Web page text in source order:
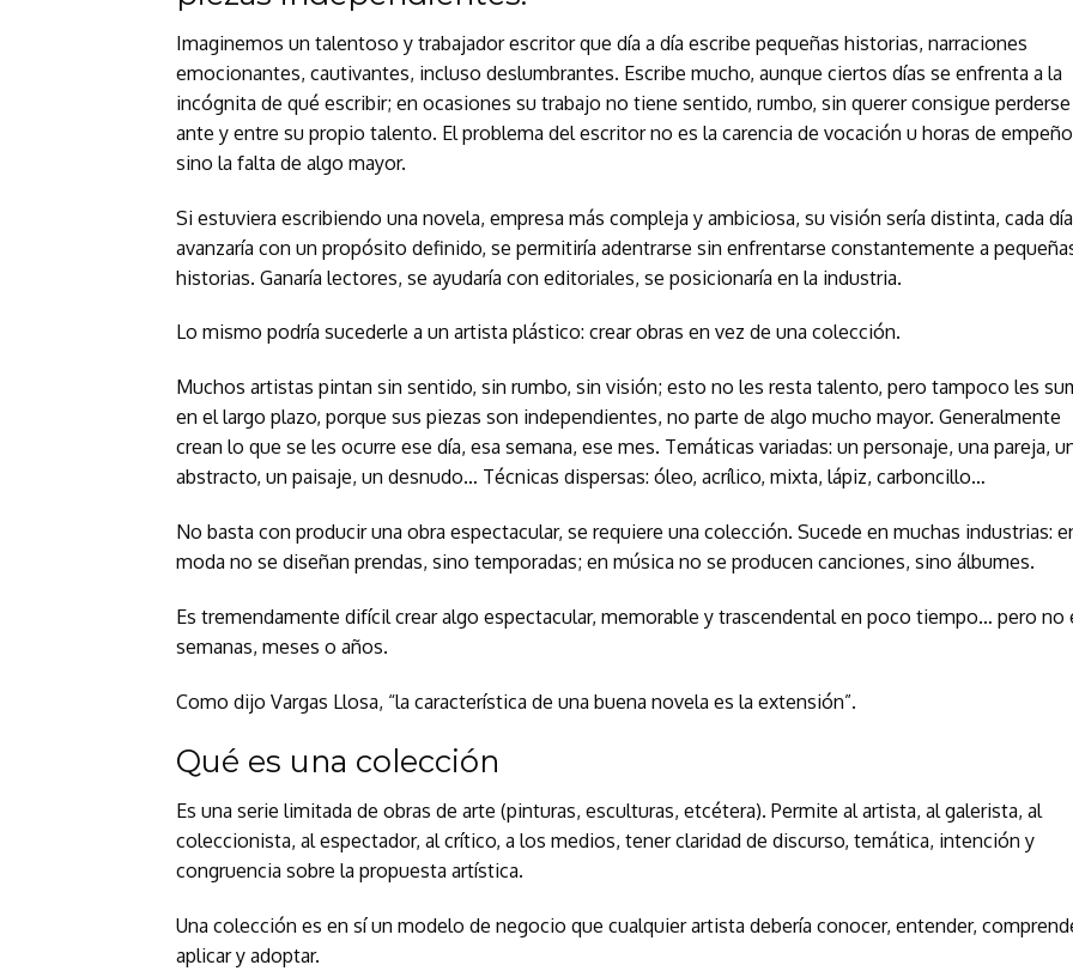
Imaginemos un talentoso y trabajador escritor que día a día escribe pequeñas historias, narraciones
emocionantes, cautivantes, incluso deslumbrantes. Escribe mucho, aunque ciertos días se enfrenta a la
incógnita de qué escribir; en ocasiones su trabajo no tiene sentido, rumbo, sin querer consigue perderse
ante y entre su propio talento. El problema del escritor no es la carencia de vocación u horas de
sino la falta de algo mayor.
Si estuviera escribiendo una novela, empresa más compleja y ambiciosa, su visión sería distinta, cada día
avanzaría con un propósito definido, se permitiría adentrarse sin enfrentarse constantemente a
historias. Ganaría lectores, se ayudaría con editoriales, se posicionaría en la industria.
Lo mismo podría sucederle a un artista plástico: crear obras en vez de una colección.
Muchos artistas pintan sin sentido, sin rumbo, sin visión; esto no les resta talento, pero tampoco les
en el largo plazo, porque sus piezas son independientes, no parte de algo mucho mayor. Generalmente
crean lo que se les ocurre ese día, esa semana, ese mes. Temáticas variadas: un personaje, una pareja,
abstracto, un paisaje, un desnudo… Técnicas dispersas: óleo, acrílico, mixta, lápiz, carboncillo…
No basta con producir una obra espectacular, se requiere una colección. Sucede en muchas industrias:
moda no se diseñan prendas, sino temporadas; en música no se producen canciones, sino álbumes.
Es tremendamente difícil crear algo espectacular, memorable y trascendental en poco tiempo… pero no
semanas, meses o años.
Como dijo Vargas Llosa, “la característica de una buena novela es la extensión”.
Qué es una colección
Es una serie limitada de obras de arte (pinturas, esculturas, etcétera). Permite al artista, al galerista, al
coleccionista, al espectador, al crítico, a los medios, tener claridad de discurso, temática, intención y
congruencia sobre la propuesta artística.
Una colección es en sí un modelo de negocio que cualquier artista debería conocer, entender,
aplicar y adoptar.